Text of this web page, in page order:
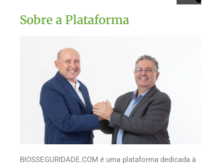
Sobre a Plataforma
BIOSSEGURIDADE.COM é uma plataforma dedicada à